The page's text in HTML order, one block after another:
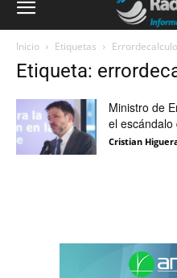
Inicio Etiquetas Errordecalculo
Etiqueta:
Ministro de
el escándalo
Cristian